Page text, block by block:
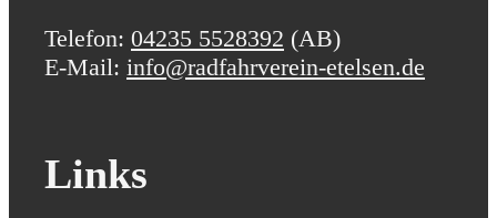
Telefon: 04235 5528392 (AB)
E-Mail: info@radfahrverein-etelsen.de
Links